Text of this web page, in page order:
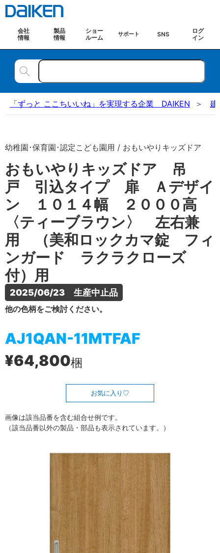
会社
情報
製品
情報
ショー
ルーム
サポート SNS
ログ
イン
「ずっと ここちいいね」を実現する企業 DAIKEN 建
幼稚園･保育園･認定こども園用 / おもいやりキッズドア
おもいやりキッズドア 吊
戸 引込タイプ 扉 Ａデザイ
ン １０１４幅 ２０００高
〈ティーブラウン〉 左右兼
用 （美和ロックカマ錠 フィ
ンガード ラクラクローズ
付）用
2025/06/23　生産中止品
他の色柄をご検討ください。
AJ1QAN-11MTFAF
¥64,800梱
お気に入り
画像は該当品番を含む組合せ例です。
（該当品番以外の製品・部品も表示されています。）